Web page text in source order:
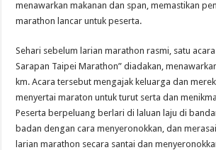
menawarkan makanan dan span, memastikan
marathon lancar untuk peserta.
Sehari sebelum larian marathon rasmi, satu acara
Sarapan Taipei Marathon” diadakan,
km. Acara tersebut mengajak keluarga dan
menyertai maraton untuk turut serta dan
Peserta berpeluang berlari di laluan laju di
badan dengan cara menyeronokkan, dan
larian marathon secara santai dan